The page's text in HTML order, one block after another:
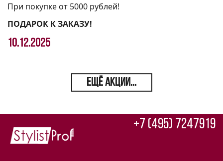
При покупке от 5000 рублей!
ПОДАРОК К ЗАКАЗУ!
10.12.2025
ЕЩЁ АКЦИИ...
+7 (495) 7247919